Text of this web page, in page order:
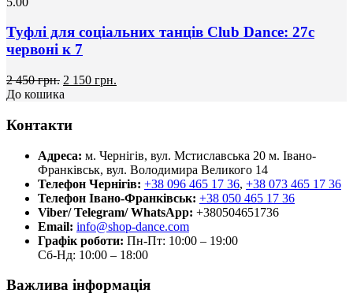
Туфлі для соціальних танців Club Dance: 27с
червоні к 7
2 450 грн. 2 150 грн.
До кошика
Контакти
Адреса: м. Чернігів, вул. Мстиславська 20 м. Івано-
Франківськ, вул. Володимира Великого 14
Телефон Чернігів: +38 096 465 17 36, +38 073 465 17 36
Телефон Івано-Франківськ: +38 050 465 17 36
Viber/ Telegram/ WhatsApp: +380504651736
Email: info@shop-dance.com
Графік роботи: Пн-Пт: 10:00 – 19:00
Сб-Нд: 10:00 – 18:00
Важлива інформація